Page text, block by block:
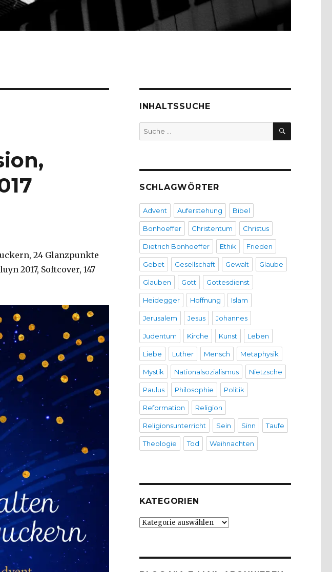
24 Glanzpunkte
2017, Softcover, 147
INHALTSSUCHE
Suche
nach:
SUCHEN
SCHLAGWÖRTER
Advent Auferstehung Bibel
Bonhoeffer Christentum Christus
Dietrich Bonhoeffer Ethik Frieden
Gebet Gesellschaft Gewalt Glaube
Glauben Gott Gottesdienst
Heidegger Hoffnung Islam
Jerusalem Jesus Johannes
Judentum Kirche Kunst Leben
Liebe Luther Mensch Metaphysik
Mystik Nationalsozialismus Nietzsche
Paulus Philosophie Politik
Reformation Religion
Religionsunterricht Sein Sinn Taufe
Theologie Tod Weihnachten
KATEGORIEN
Kategorien